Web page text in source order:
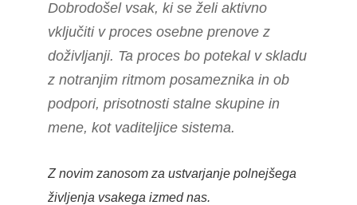
Dobrodošel vsak, ki se želi aktivno
vključiti v proces osebne prenove z
doživljanji. Ta proces bo potekal v skladu
z notranjim ritmom posameznika in ob
podpori, prisotnosti stalne skupine in
mene, kot vaditeljice sistema.
Z novim zanosom za ustvarjanje polnejšega
življenja vsakega izmed nas.